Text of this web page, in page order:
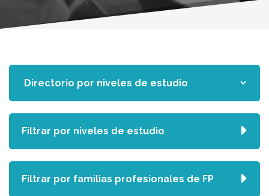
Filtrar por niveles de estudio
Filtrar por familias profesionales de FP